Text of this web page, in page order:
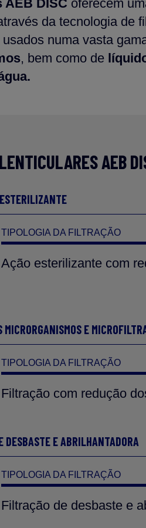
DISC oferecem
da tecnologia de
numa vasta
, bem como de
AEB
TIPOLOGIA DA FILTRAÇÃO
Ação esterilizante com
E
TIPOLOGIA DA FILTRAÇÃO
Filtração com redução
DESBASTE E ABRILHANTADORA
TIPOLOGIA DA FILTRAÇÃO
Filtração de desbaste e